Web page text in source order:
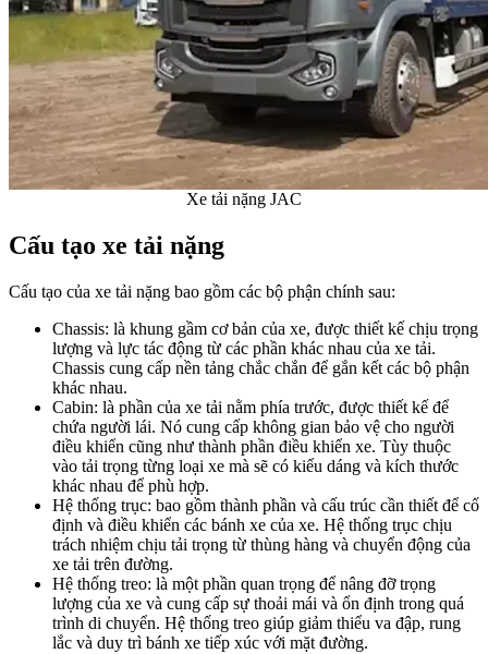
Xe tải nặng JAC
Cấu tạo xe tải nặng
Cấu tạo của xe tải nặng bao gồm các bộ phận chính sau:
Chassis: là khung gầm cơ bản của xe, được thiết kế chịu trọng
lượng và lực tác động từ các phần khác nhau của xe tải.
Chassis cung cấp nền tảng chắc chắn để gắn kết các bộ phận
khác nhau.
Cabin: là phần của xe tải nằm phía trước, được thiết kế để
chứa người lái. Nó cung cấp không gian bảo vệ cho người
điều khiển cũng như thành phần điều khiển xe. Tùy thuộc
vào tải trọng từng loại xe mà sẽ có kiểu dáng và kích thước
khác nhau để phù hợp.
Hệ thống trục: bao gồm thành phần và cấu trúc cần thiết để cố
định và điều khiển các bánh xe của xe. Hệ thống trục chịu
trách nhiệm chịu tải trọng từ thùng hàng và chuyển động của
xe tải trên đường.
Hệ thống treo: là một phần quan trọng để nâng đỡ trọng
lượng của xe và cung cấp sự thoải mái và ổn định trong quá
trình di chuyển. Hệ thống treo giúp giảm thiểu va đập, rung
lắc và duy trì bánh xe tiếp xúc với mặt đường.